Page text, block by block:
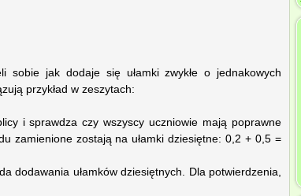
sobie jak dodaje się ułamki zwykłe o jednakowych
przykład w zeszytach:
i sprawdza czy wszyscy uczniowie mają poprawne
zamienione zostają na ułamki dziesiętne: 0,2 + 0,5 =
dodawania ułamków dziesiętnych. Dla potwierdzenia,